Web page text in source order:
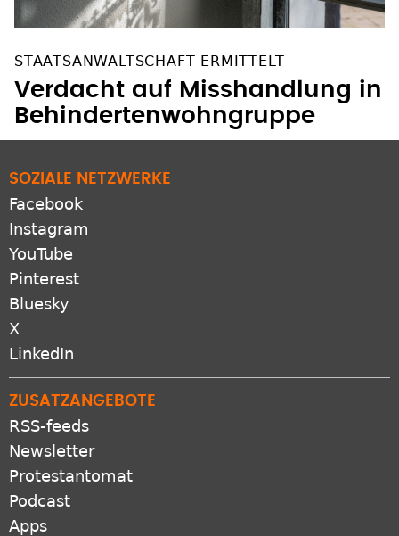
STAATSANWALTSCHAFT ERMITTELT
Verdacht auf Misshandlung in
Behindertenwohngruppe
SOZIALE NETZWERKE
Facebook
Instagram
YouTube
Pinterest
Bluesky
X
LinkedIn
ZUSATZANGEBOTE
RSS-feeds
Newsletter
Protestantomat
Podcast
Apps